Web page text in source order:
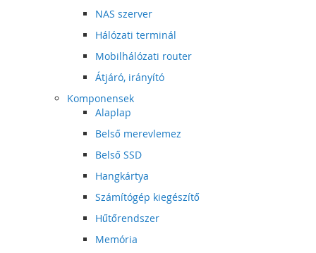
NAS szerver
Hálózati terminál
Mobilhálózati router
Átjáró, irányító
Komponensek
Alaplap
Belső merevlemez
Belső SSD
Hangkártya
Számítógép kiegészítő
Hűtőrendszer
Memória